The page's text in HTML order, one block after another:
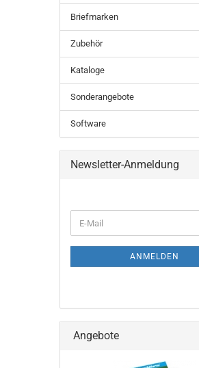
Briefmarken
Zubehör
Kataloge
Sonderangebote
Software
Newsletter-Anmeldung
ZUR
E-
Mail
ANMELDEN
Angebote